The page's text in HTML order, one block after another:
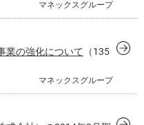
マネックスグループ
業の強化について （135
マネックスグループ